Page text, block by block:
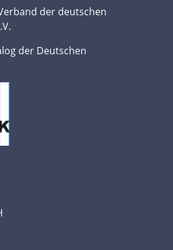
der deutschen
der Deutschen